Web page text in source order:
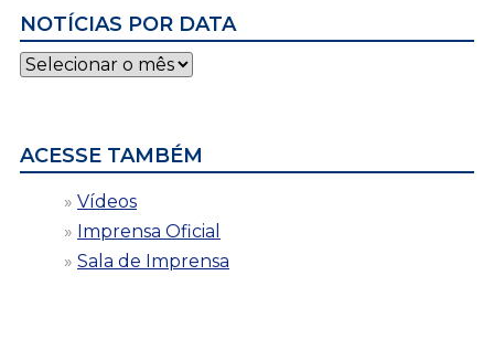
NOTÍCIAS POR DATA
Notícias
por
ACESSE TAMBÉM
Vídeos
Imprensa Oficial
Sala de Imprensa